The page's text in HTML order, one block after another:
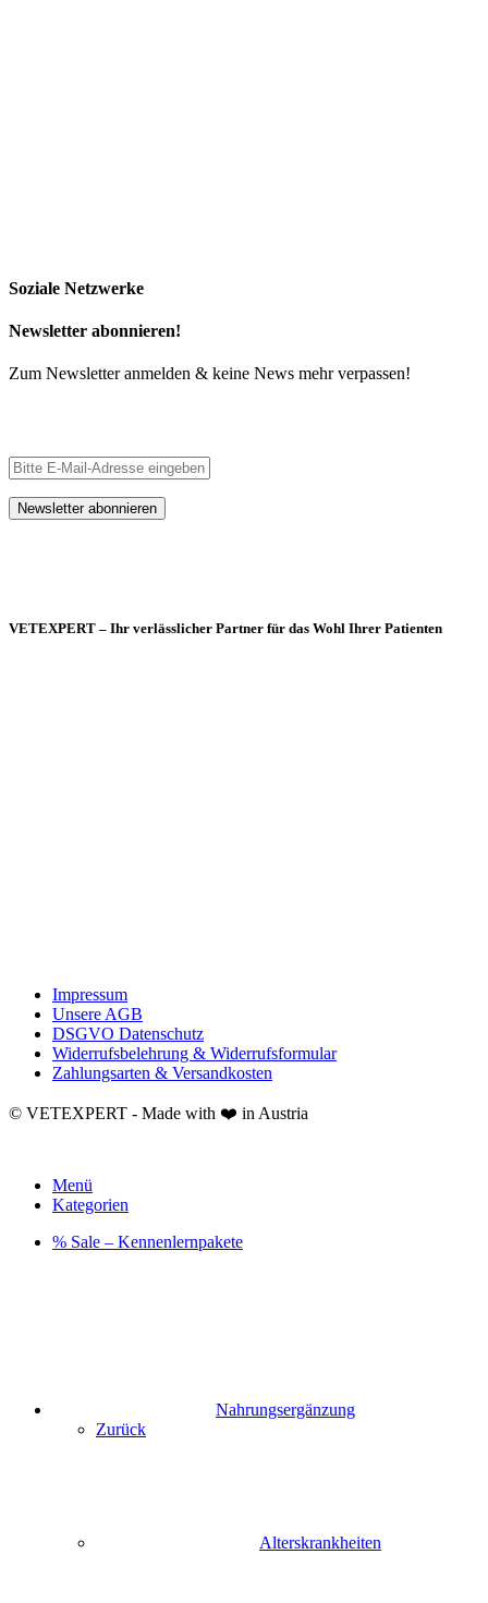
Soziale Netzwerke
Newsletter abonnieren!
Zum Newsletter anmelden & keine News mehr verpassen!
VETEXPERT – Ihr verlässlicher Partner für das Wohl Ihrer Patienten
Impressum
Unsere AGB
DSGVO Datenschutz
Widerrufsbelehrung & Widerrufsformular
Zahlungsarten & Versandkosten
© VETEXPERT - Made with ❤️ in Austria
Menü
Kategorien
% Sale – Kennenlernpakete
Nahrungsergänzung
Zurück
Alterskrankheiten